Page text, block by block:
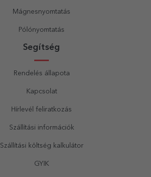
Mágnesnyomtatás
Pólónyomtatás
Segítség
Rendelés állapota
Kapcsolat
Hírlevél feliratkozás
Szállítási információk
Szállítási költség kalkulátor
GYIK